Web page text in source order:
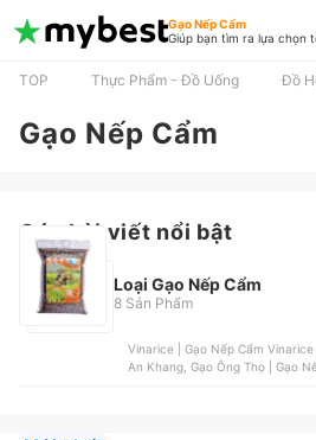
Gạo Nếp Cẩm
Giúp bạn tìm ra lựa chọn
TOP Thực Phẩm - Đồ Uống Đồ
Gạo Nếp Cẩm
Các bài viết nổi bật
Loại Gạo Nếp Cẩm
8 Sản Phẩm
Vinarice | Gạo Nếp Cẩm Vinarice , An Khang Food | Gạo Nếp Cẩm
An Khang, Gạo Ông Thọ | Gạo Nếp Cẩm Ông Thọ , Gold Seeds |